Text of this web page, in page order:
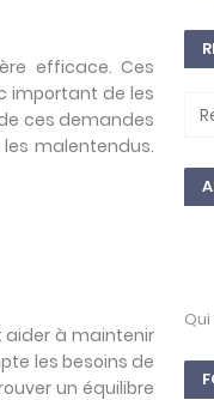
efficace. Ces
important de les
ces demandes
malentendus.
aider à maintenir
les besoins de
un équilibre